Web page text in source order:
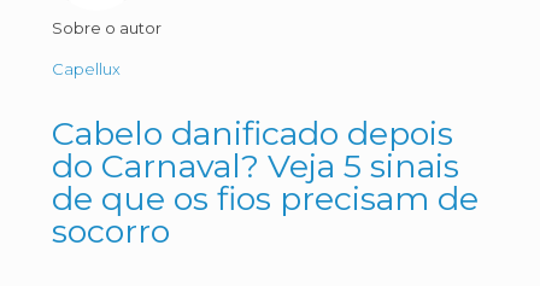
Sobre o autor
Capellux
Cabelo danificado depois
do Carnaval? Veja 5 sinais
de que os fios precisam de
socorro